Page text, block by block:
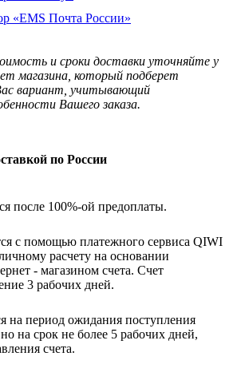
«EMS Почта России»
и сроки доставки уточняйте у
магазина, который подберет
вариант, учитывающий
Вашего заказа.
по России
после 100%-ой предоплаты.
с помощью платежного сервиса QIWI
расчету на основании
- магазином счета. Счет
3 рабочих дней.
на период ожидания поступления
на срок не более 5 рабочих дней,
счета.